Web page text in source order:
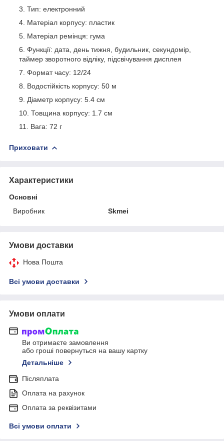
Тип: електронний
Матеріал корпусу: пластик
Матеріал ремінця: гума
Функції: дата, день тижня, будильник, секундомір,
таймер зворотного відліку, підсвічування дисплея
Формат часу: 12/24
Водостійкість корпусу: 50 м
Діаметр корпусу: 5.4 см
Товщина корпусу: 1.7 см
Вага: 72 г
Приховати
Характеристики
Основні
Виробник
Skmei
Умови доставки
Нова Пошта
Всі умови доставки
Умови оплати
Ви отримаєте замовлення
або гроші повернуться на вашу картку
Детальніше
Післяплата
Оплата на рахунок
Оплата за реквізитами
Всі умови оплати